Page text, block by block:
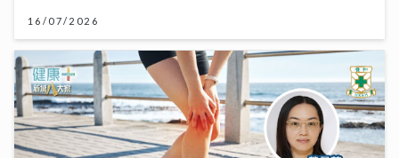
16/07/2026